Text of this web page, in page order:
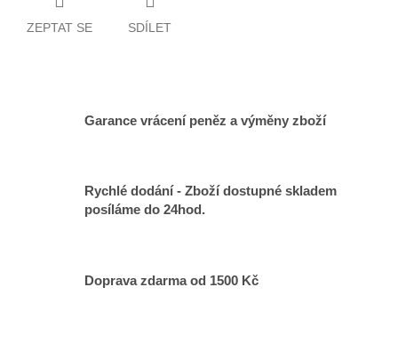
ZEPTAT SE SDÍLET
Garance vrácení peněz a výměny zboží
Rychlé dodání - Zboží dostupné skladem
posíláme do 24hod.
Doprava zdarma od 1500 Kč